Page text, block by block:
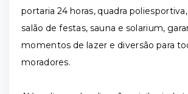
portaria 24 horas, quadra
salão de festas, sauna e solarium,
momentos de lazer e diversão para
moradores.